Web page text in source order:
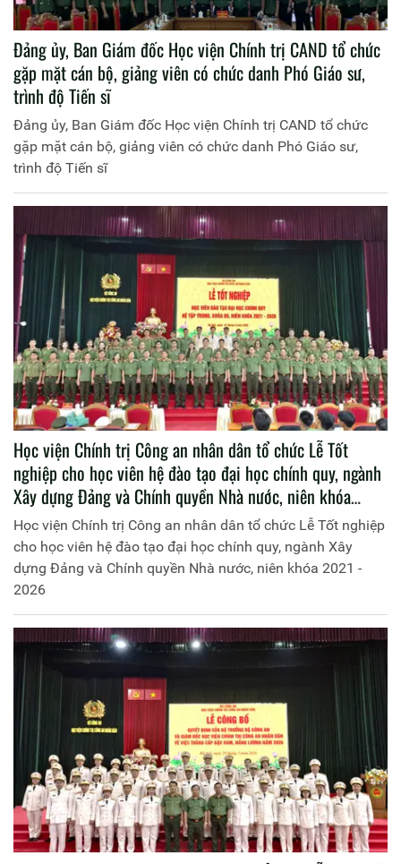
Đảng ủy, Ban Giám đốc Học viện Chính trị CAND tổ chức
gặp mặt cán bộ, giảng viên có chức danh Phó Giáo sư,
trình độ Tiến sĩ
Đảng ủy, Ban Giám đốc Học viện Chính trị CAND tổ chức
gặp mặt cán bộ, giảng viên có chức danh Phó Giáo sư,
trình độ Tiến sĩ
Học viện Chính trị Công an nhân dân tổ chức Lễ Tốt
nghiệp cho học viên hệ đào tạo đại học chính quy, ngành
Xây dựng Đảng và Chính quyền Nhà nước, niên khóa
2021 - 2026
Học viện Chính trị Công an nhân dân tổ chức Lễ Tốt nghiệp
cho học viên hệ đào tạo đại học chính quy, ngành Xây
dựng Đảng và Chính quyền Nhà nước, niên khóa 2021 -
2026